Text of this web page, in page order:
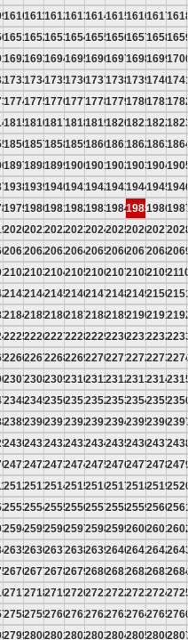
16101611161216131614161516161617
16511652165316541655165616571658
16921693169416951696169716981699
17331734173517361737173817391740
17741775177617771778177917801781
18151816181718181819182018211822
18561857185818591860186118621863
18971898189919001901190219031904
19381939194019411942194319441945
19791980198119821983198419851986
20202021202220232024202520262027
20612062206320642065206620672068
21022103210421052106210721082109
21432144214521462147214821492150
21842185218621872188218921902191
22252226222722282229223022312232
22662267226822692270227122722273
23072308230923102311231223132314
23482349235023512352235323542355
23892390239123922393239423952396
24302431243224332434243524362437
24712472247324742475247624772478
25122513251425152516251725182519
25532554255525562557255825592560
25942595259625972598259926002601
26352636263726382639264026412642
26762677267826792680268126822683
27172718271927202721272227232724
27582759276027612762276327642765
27992800280128022803280428052806